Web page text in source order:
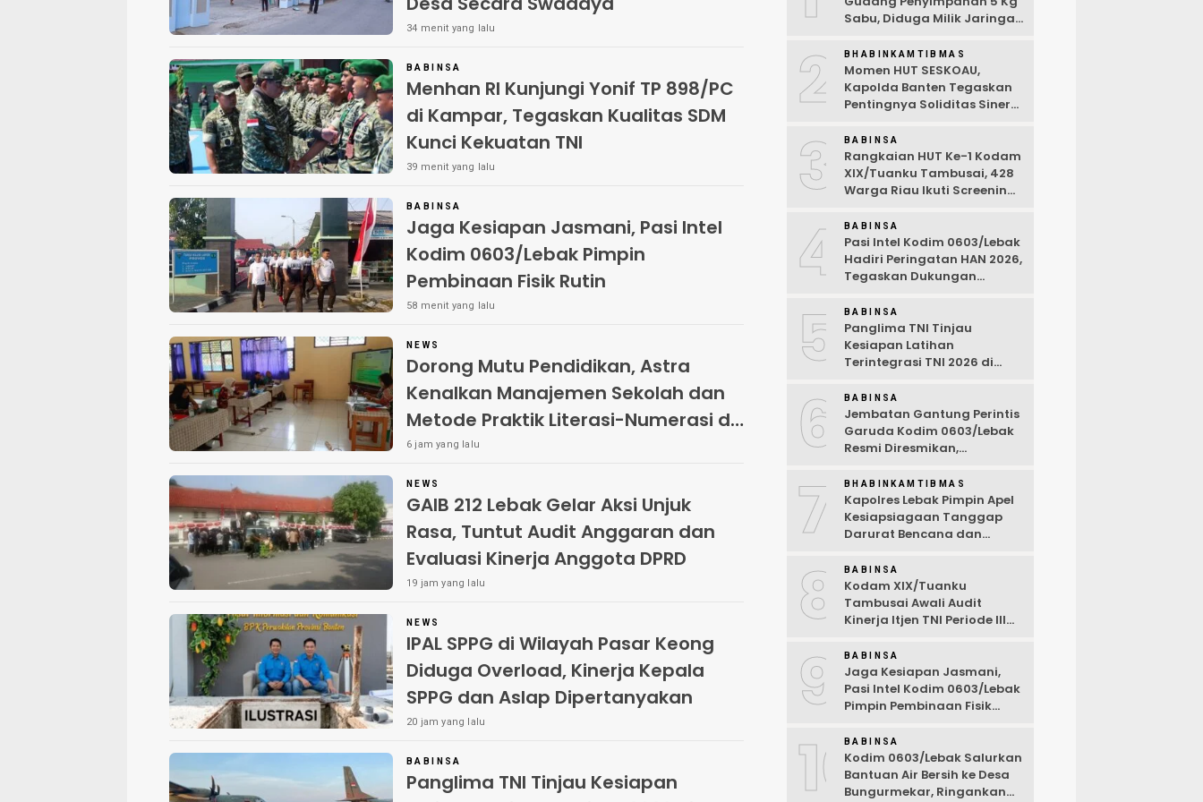
34 menit yang lalu
BABINSA
Menhan RI Kunjungi Yonif TP 898/PC
di Kampar, Tegaskan Kualitas SDM
Kunci Kekuatan TNI
39 menit yang lalu
BABINSA
Jaga Kesiapan Jasmani, Pasi Intel
Kodim 0603/Lebak Pimpin
Pembinaan Fisik Rutin
58 menit yang lalu
NEWS
Dorong Mutu Pendidikan, Astra
Kenalkan Manajemen Sekolah dan
Metode Praktik Literasi-Numerasi di
Leuwidamar
6 jam yang lalu
NEWS
GAIB 212 Lebak Gelar Aksi Unjuk
Rasa, Tuntut Audit Anggaran dan
Evaluasi Kinerja Anggota DPRD
19 jam yang lalu
NEWS
IPAL SPPG di Wilayah Pasar Keong
Diduga Overload, Kinerja Kepala
SPPG dan Aslap Dipertanyakan
20 jam yang lalu
BABINSA
Panglima TNI Tinjau Kesiapan
Sabu, Diduga Milik Jaringan
2 BHABINKAMTIBMAS
Momen HUT SESKOAU,
Kapolda Banten Tegaskan
Pentingnya Soliditas Sinergi
3 BABINSA
Rangkaian HUT Ke-1 Kodam
XIX/Tuanku Tambusai, 428
Warga Riau Ikuti Screening
4 BABINSA
Pasi Intel Kodim 0603/Lebak
Hadiri Peringatan HAN 2026,
Tegaskan Dukungan
Ramah Anak
5 BABINSA
Panglima TNI Tinjau
Kesiapan Latihan
Terintegrasi TNI 2026 di
6 BABINSA
Jembatan Gantung Perintis
Garuda Kodim 0603/Lebak
Resmi Diresmikan,
Desa Wanasalam
7 BHABINKAMTIBMAS
Kapolres Lebak Pimpin Apel
Kesiapsiagaan Tanggap
Darurat Bencana dan
8 BABINSA
Kodam XIX/Tuanku
Tambusai Awali Audit
Kinerja Itjen TNI Periode III
9 BABINSA
Jaga Kesiapan Jasmani,
Pasi Intel Kodim 0603/Lebak
Pimpin Pembinaan Fisik
10BABINSA
Kodim 0603/Lebak Salurkan
Bantuan Air Bersih ke Desa
Bungurmekar, Ringankan